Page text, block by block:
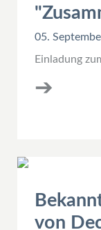
05.
Einladung
➔
von